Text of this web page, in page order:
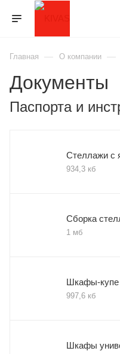
Главная — О компании —
Документы
Паспорта и
Стеллажи с
934,3 кб
Сборка
1 мб
Шкафы-купе
997,6 кб
Шкафы